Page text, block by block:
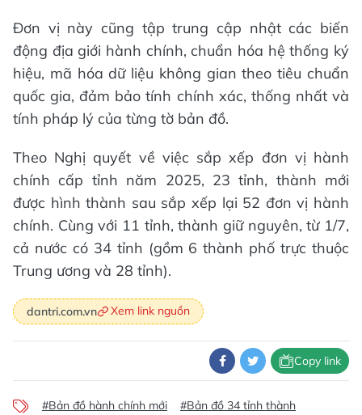
Đơn vị này cũng tập trung cập nhật các biến
động địa giới hành chính, chuẩn hóa hệ thống ký
hiệu, mã hóa dữ liệu không gian theo tiêu chuẩn
quốc gia, đảm bảo tính chính xác, thống nhất và
tính pháp lý của từng tờ bản đồ.
Theo Nghị quyết về việc sắp xếp đơn vị hành
chính cấp tỉnh năm 2025, 23 tỉnh, thành mới
được hình thành sau sắp xếp lại 52 đơn vị hành
chính. Cùng với 11 tỉnh, thành giữ nguyên, từ 1/7,
cả nước có 34 tỉnh (gồm 6 thành phố trực thuộc
Trung ương và 28 tỉnh).
dantri.com.vn Xem link nguồn
Copy link
#Bản đồ hành chính mới #Bản đồ 34 tỉnh thành